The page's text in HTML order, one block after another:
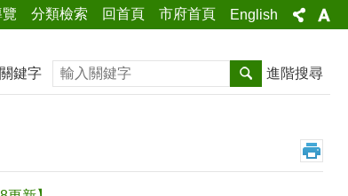
分類檢索 回首頁 市府首頁 English
鍵字 搜尋 進階搜尋